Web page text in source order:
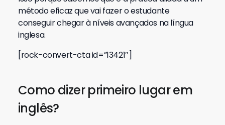
método eficaz que vai fazer o estudante
conseguir chegar à níveis avançados na língua
inglesa.
[rock-convert-cta id=”13421″]
Como dizer primeiro lugar em
inglês?